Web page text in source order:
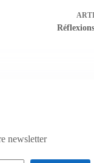
newsletter